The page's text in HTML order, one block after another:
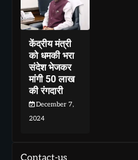
केंद्रीय मंत्री
को धमकी भरा
संदेश भेजकर
मांगी 50 लाख
की रंगदारी
December 7,
2024